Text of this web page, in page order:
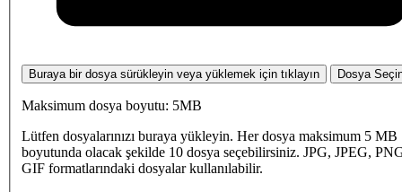
Buraya bir dosya sürükleyin veya yüklemek için tıklayın Dosya
Maksimum dosya boyutu: 5MB
Lütfen dosyalarınızı buraya yükleyin. Her dosya maksimum 5 MB
boyutunda olacak şekilde 10 dosya seçebilirsiniz. JPG, JPEG,
GIF formatlarındaki dosyalar kullanılabilir.